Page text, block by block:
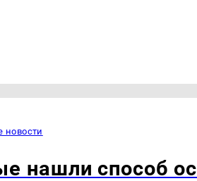
новости
нашли способ